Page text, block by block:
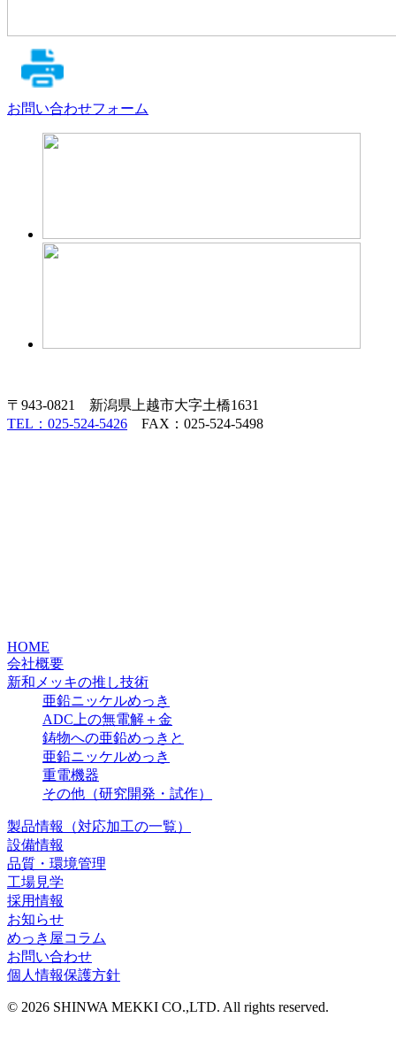
お問い合わせフォーム
〒943-0821 新潟県上越市大字土橋1631
TEL：025-524-5426 FAX：025-524-5498
HOME
会社概要
新和メッキの推し技術
亜鉛ニッケルめっき
ADC上の無電解＋金
鋳物への亜鉛めっきと
亜鉛ニッケルめっき
重電機器
その他（研究開発・試作）
製品情報（対応加工の一覧）
設備情報
品質・環境管理
工場見学
採用情報
お知らせ
めっき屋コラム
お問い合わせ
個人情報保護方針
© 2026 SHINWA MEKKI CO.,LTD. All rights reserved.